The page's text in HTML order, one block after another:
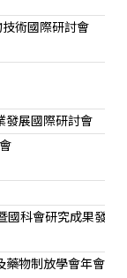
術國際研討會
發展國際研討會
國科會研究成果發表
藥物制放學會年會